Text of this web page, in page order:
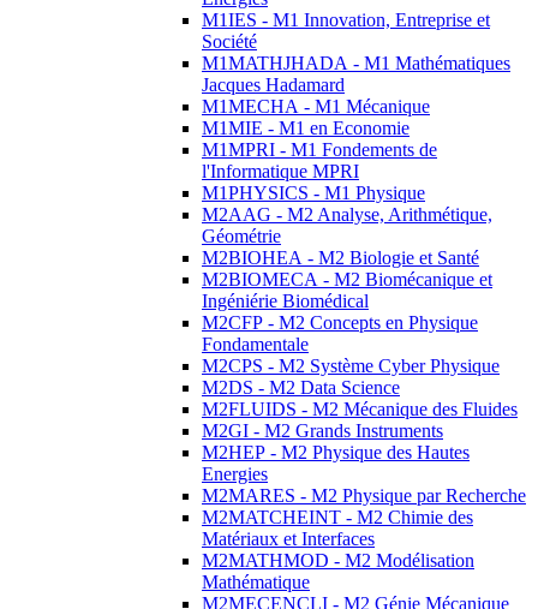
M1IES - M1 Innovation, Entreprise et
Société
M1MATHJHADA - M1 Mathématiques
Jacques Hadamard
M1MECHA - M1 Mécanique
M1MIE - M1 en Economie
M1MPRI - M1 Fondements de
l'Informatique MPRI
M1PHYSICS - M1 Physique
M2AAG - M2 Analyse, Arithmétique,
Géométrie
M2BIOHEA - M2 Biologie et Santé
M2BIOMECA - M2 Biomécanique et
Ingéniérie Biomédical
M2CFP - M2 Concepts en Physique
Fondamentale
M2CPS - M2 Système Cyber Physique
M2DS - M2 Data Science
M2FLUIDS - M2 Mécanique des Fluides
M2GI - M2 Grands Instruments
M2HEP - M2 Physique des Hautes
Energies
M2MARES - M2 Physique par Recherche
M2MATCHEINT - M2 Chimie des
Matériaux et Interfaces
M2MATHMOD - M2 Modélisation
Mathématique
M2MECENCLI - M2 Génie Mécanique